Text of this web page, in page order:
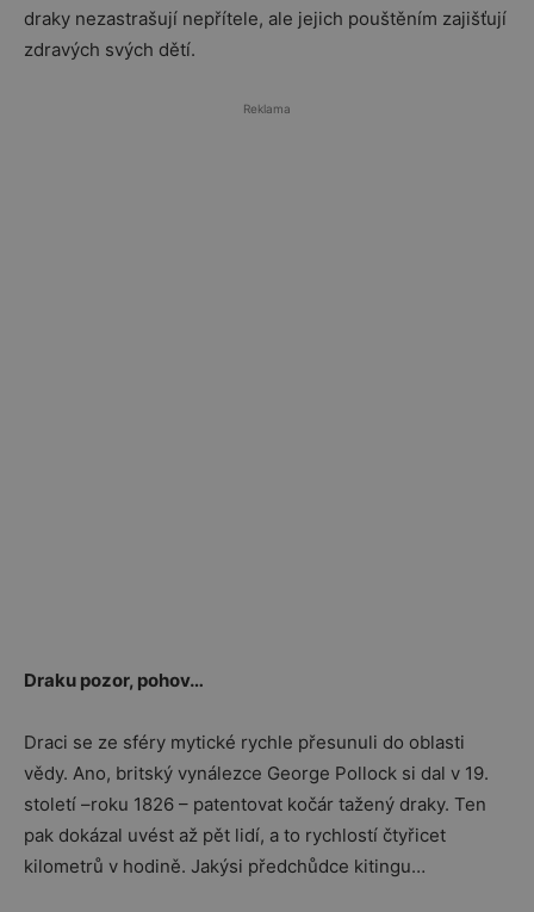
draky nezastrašují nepřítele, ale jejich pouštěním zajišťují
zdravých svých dětí.
Reklama
Draku pozor, pohov…
Draci se ze sféry mytické rychle přesunuli do oblasti
vědy. Ano, britský vynálezce George Pollock si dal v 19.
století –roku 1826 – patentovat kočár tažený draky. Ten
pak dokázal uvést až pět lidí, a to rychlostí čtyřicet
kilometrů v hodině. Jakýsi předchůdce kitingu…